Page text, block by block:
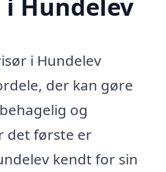
Hundelev
i Hundelev
der kan gøre
og
det første er
kendt for sin